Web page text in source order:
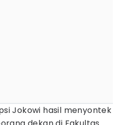
Jokowi hasil menyontek